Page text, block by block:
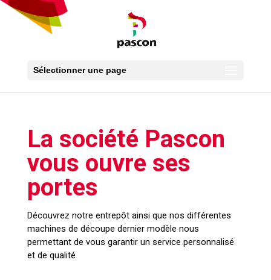
Sélectionner une page
La société Pascon
vous ouvre ses
portes
Découvrez notre entrepôt ainsi que nos différentes
machines de découpe dernier modèle nous
permettant de vous garantir un service personnalisé
et de qualité